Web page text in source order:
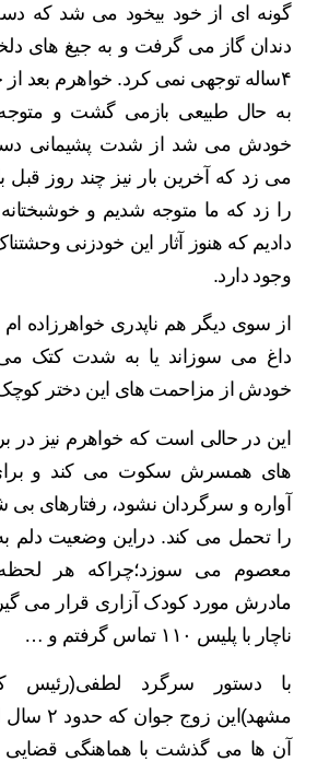
گونه ای از خود بیخود می شد که
دندان گاز می گرفت و به جیغ های
۴ساله توجهی نمی کرد. خواهرم بعد
به حال طبیعی بازمی گشت و
خودش می شد از شدت پشیمانی
می زد که آخرین بار نیز چند روز
را زد که ما متوجه شدیم و
دادیم که هنوز آثار این خودزنی
وجود دارد.
از سوی دیگر هم ناپدری خواهرزاده ام
داغ می سوزاند یا به شدت کتک می
خودش از مزاحمت های این دختر
این در حالی است که خواهرم نیز در
های همسرش سکوت می کند و برای
آواره و سرگردان نشود، رفتارهای
را تحمل می کند. دراین وضعیت دلم
معصوم می سوزد؛چراکه هر
مادرش مورد کودک آزاری قرار می
ناچار با پلیس ۱۱۰ تماس گرفتم و …
با دستور سرگرد لطفی(رئیس
مشهد)این
آن ها می گذشت با هماهنگی قضایی